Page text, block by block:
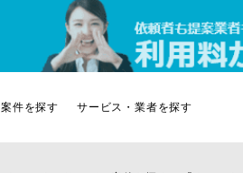
案件を探す サービス・業者を探す